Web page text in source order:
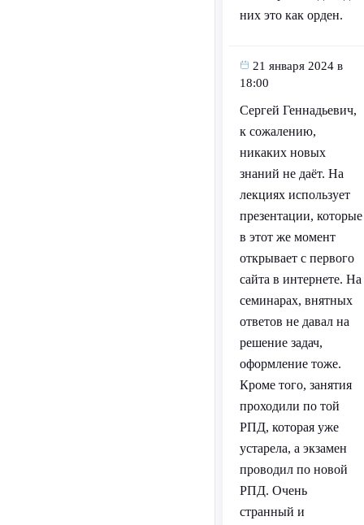
них это как орден.
21 января 2024 в
18:00
Сергей Геннадьевич,
к сожалению,
никаких новых
знаний не даёт. На
лекциях использует
презентации, которые
в этот же момент
открывает с первого
сайта в интернете. На
семинарах, внятных
ответов не давал на
решение задач,
оформление тоже.
Кроме того, занятия
проходили по той
РПД, которая уже
устарела, а экзамен
проводил по новой
РПД. Очень
странный и